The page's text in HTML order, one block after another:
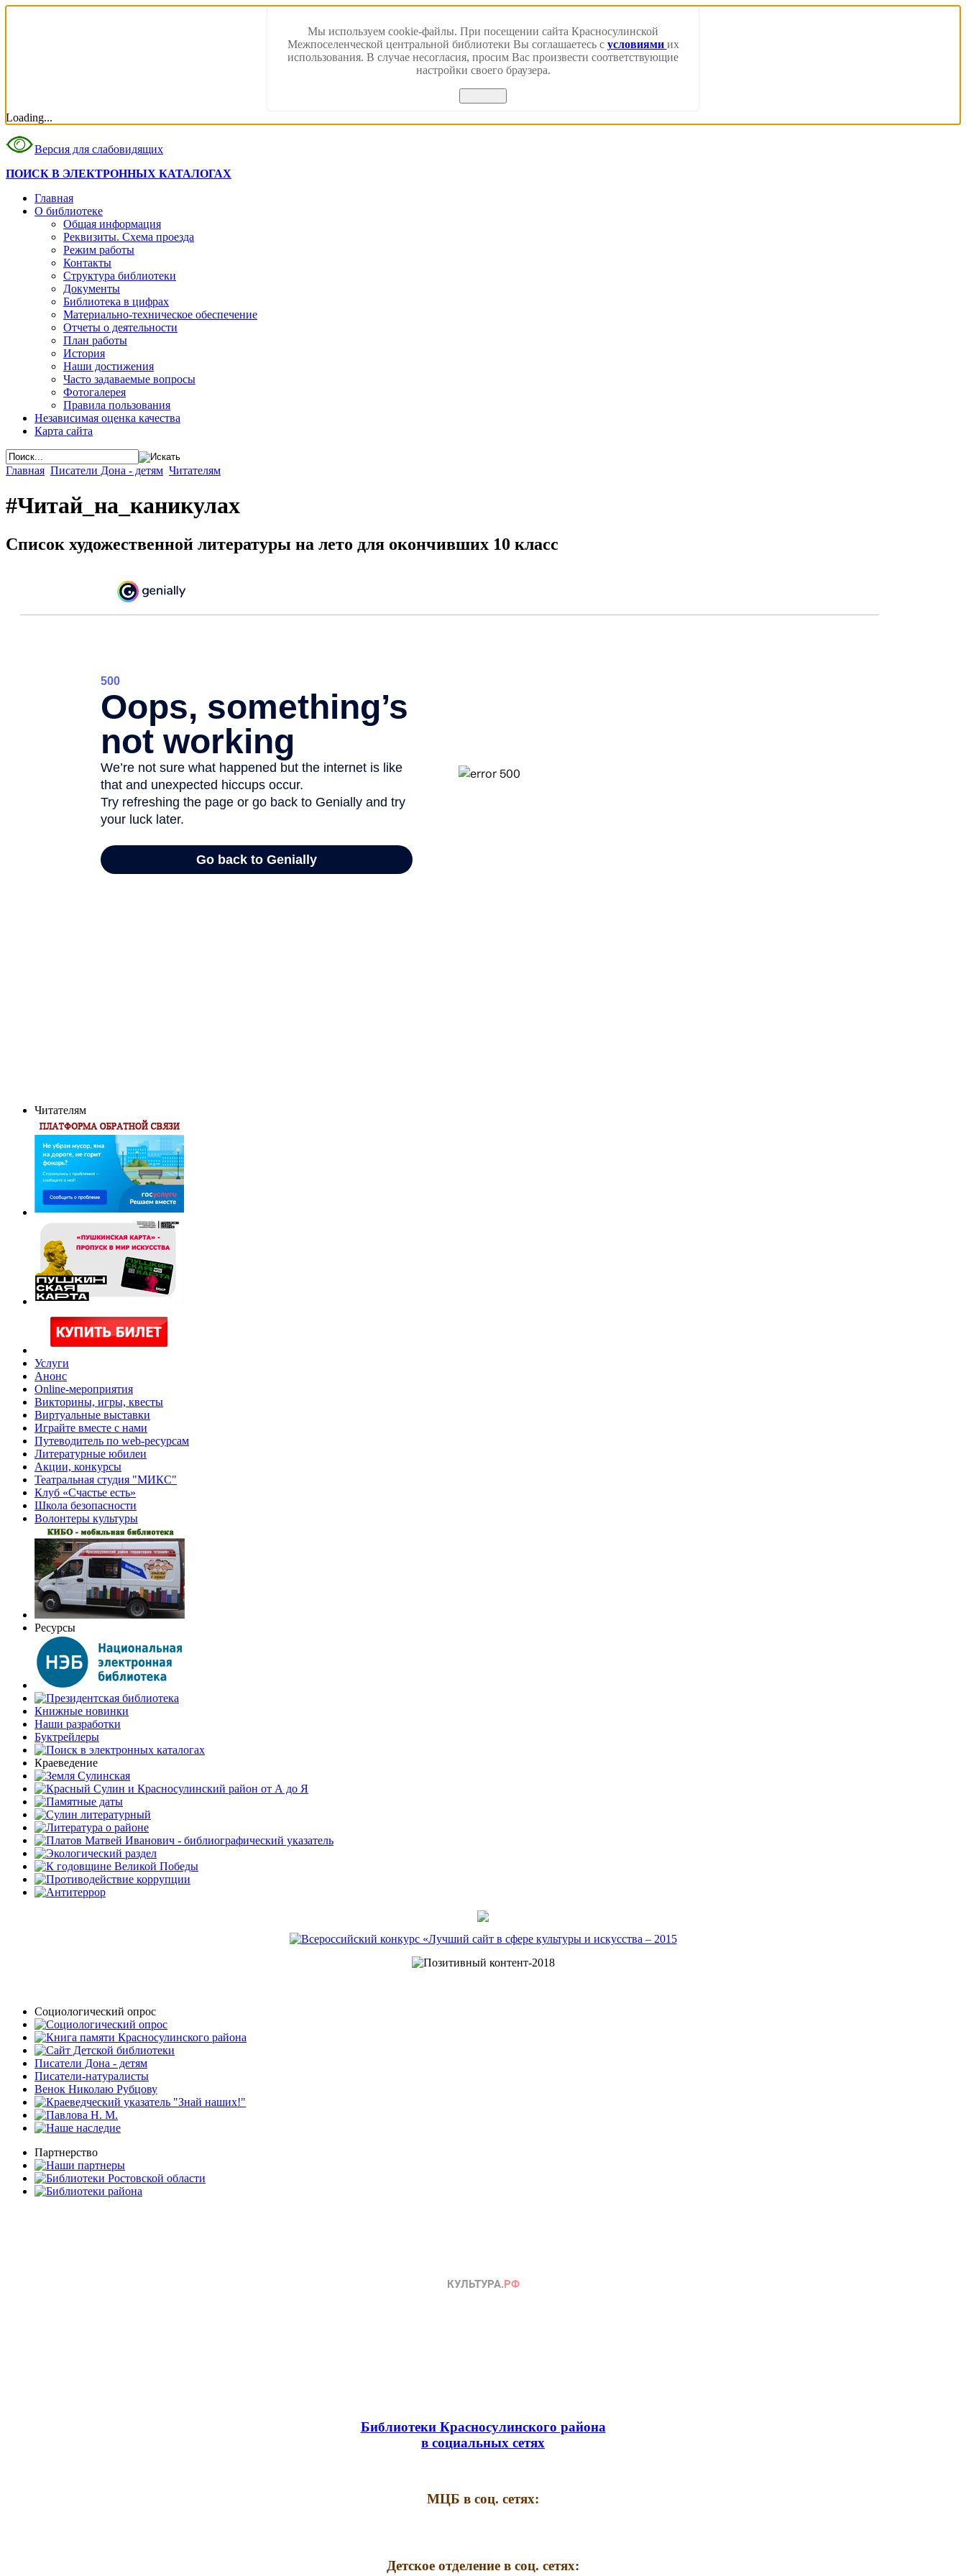
Мы используем cookie-файлы. При посещении сайта Красносулинской
Межпоселенческой центральной библиотеки Вы соглашаетесь с условиями их
использования. В случае несогласия, просим Вас произвести соответствующие
настройки своего браузера.
Loading...
Версия для слабовидящих
ПОИСК В ЭЛЕКТРОННЫХ КАТАЛОГАХ
Главная
О библиотеке
Общая информация
Реквизиты. Схема проезда
Режим работы
Контакты
Структура библиотеки
Документы
Библиотека в цифрах
Материально-техническое обеспечение
Отчеты о деятельности
План работы
История
Наши достижения
Часто задаваемые вопросы
Фотогалерея
Правила пользования
Независимая оценка качества
Карта сайта
Главная Писатели Дона - детям Читателям
#Читай_на_каникулах
Список художественной литературы на лето для окончивших 10 класс
Читателям
Услуги
Анонс
Online-мероприятия
Викторины, игры, квесты
Виртуальные выставки
Играйте вместе с нами
Путеводитель по web-ресурсам
Литературные юбилеи
Акции, конкурсы
Театральная студия "МИКС"
Клуб «Счастье есть»
Школа безопасности
Волонтеры культуры
Ресурсы
Книжные новинки
Наши разработки
Буктрейлеры
Краеведение
Социологический опрос
Писатели Дона - детям
Писатели-натуралисты
Венок Николаю Рубцову
Партнерство
Библиотеки Красносулинского района
в социальных сетях
МЦБ в соц. сетях:
Детское отделение в соц. сетях: